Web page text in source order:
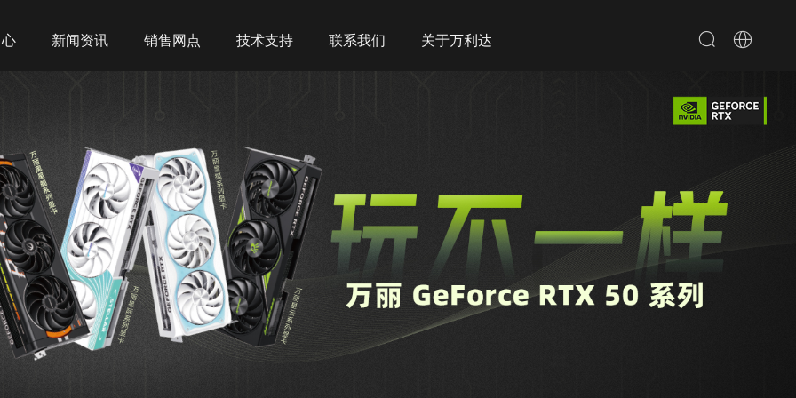
新闻资讯 销售网点 技术支持 联系我们 关于万利达